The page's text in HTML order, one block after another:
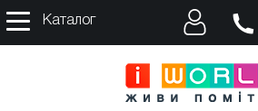
Каталог